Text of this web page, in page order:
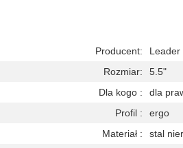
Producent:
Leader
Rozmiar:
5.5"
Dla kogo :
dla
Profil :
ergo
Materiał :
stal